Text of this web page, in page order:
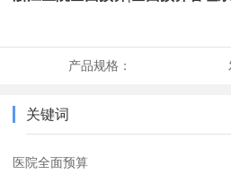
产品规格：
关键词
医院全面预算